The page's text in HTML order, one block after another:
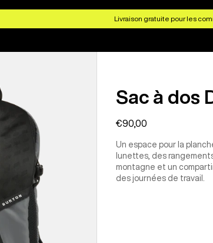
Livraison gratuite pour les
Sac à dos
€90,00
Un espace pour la
lunettes, des
montagne et un
des journées de travail.